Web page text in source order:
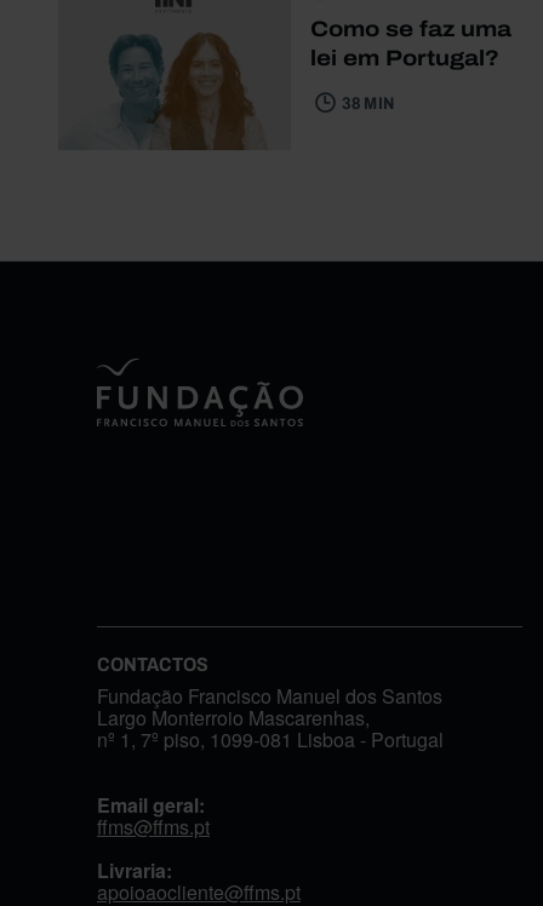
Como se faz uma
lei em Portugal?
38 MIN
CONTACTOS
Fundação Francisco Manuel dos Santos
Largo Monterroio Mascarenhas,
nº 1, 7º piso, 1099-081 Lisboa - Portugal
Email geral:
ffms@ffms.pt
Livraria:
apoioaocliente@ffms.pt